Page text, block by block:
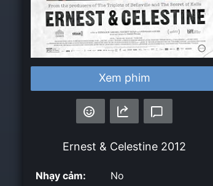
Xem phim
Ernest & Celestine 2012
Nhạy cảm: No